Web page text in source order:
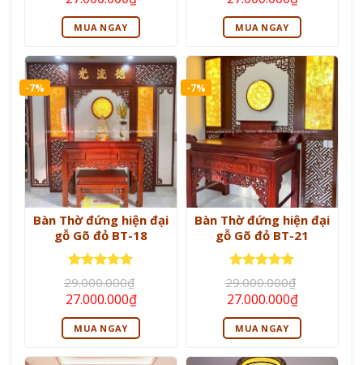
sao
gốc
là:
29.000.000₫.
hiện
tại
là:
27.000.000₫.
MUA NGAY
sao
gốc
là:
29.000.000₫.
hiện
tại
là:
MUA NGAY
-7%
Bàn Thờ đứng hiện đại
gỗ Gõ đỏ BT-18
Được xếp
hạng55
sao
29.000.000₫
Giá
gốc
là:
29.000.000₫.
27.000.000₫Giá
hiện
tại
là:
MUA NGAY
-7%
Bàn Thờ đứng hiện đại
gỗ Gõ đỏ BT-21
Được xếp
hạng55
sao
29.000.000₫
Giá
gốc
là:
29.000.000₫.
27.000.000₫Giá
hiện
tại
là:
MUA NGAY